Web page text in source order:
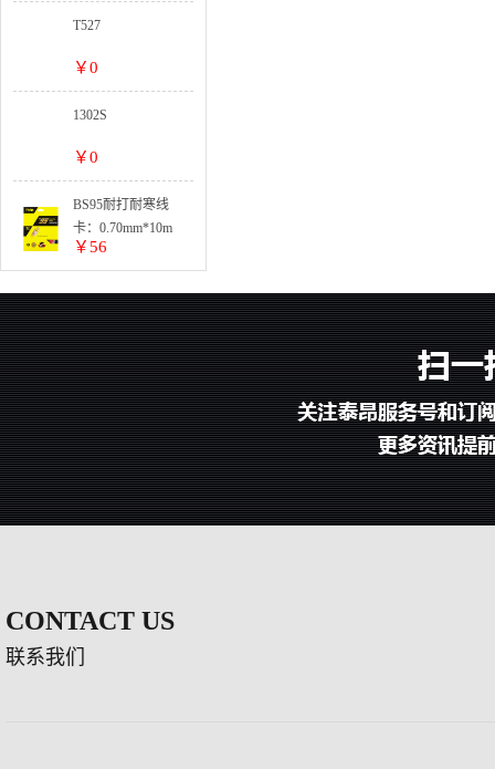
T527
￥0
1302S
￥0
BS95耐打耐寒线
卡：0.70mm*10m
￥56
CONTACT US
联系我们